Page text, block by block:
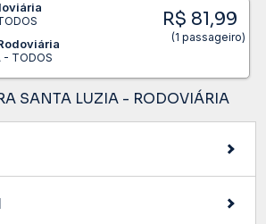
- TODOS
R$ 81,99
(1 passageiro)
SANTA LUZIA - RODOVIÁRIA